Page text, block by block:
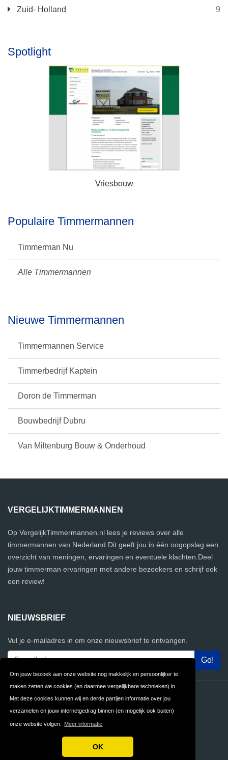
Om jouw bezoek aan onze website nog makkelijk en persoonlijker te
maken zetten we cookies (en daarmee vergelijkbare technieken) in.
Met deze cookies kunnen wij en derde partijen informatie over jou
verzamelen en jouw internetgedrag binnen (en mogelijk ook buiten)
onze website volgen. Meer informatie
OK
Zuid- Holland 9
Spotlight
Vriesbouw
Populaire Timmermannen
Timmerman Nu
Alle Timmermannen
Nieuwe Timmermannen
Timmermannen Service
Timmerbedrijf Kaptein
Doron de Timmerman
Bouwbedrijf Dubru
Van Miltenburg Bouw & Onderhoud
VERGELIJKTIMMERMANNEN
Op VergelijkTimmermannen.nl lees je reviews over alle
timmermannen van Nederland.Dit geeft jou in één oogopslag een
overzicht van meningen, ervaringen en eventuele klachten.Deel
jouw timmerman ervaringen met andere bezoekers en schrijf ook
een review!
NIEUWSBRIEF
Vul je e-mailadres in om onze nieuwsbrief te ontvangen.
Contact Privacy
Algemene FAQ
Copyright © 2026 VergelijkTimmermannen